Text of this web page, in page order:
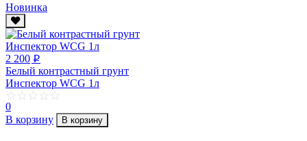
Новинка
2 200 p
Белый контрастный грунт
Инспектор WCG 1л
0
В корзину
В корзину